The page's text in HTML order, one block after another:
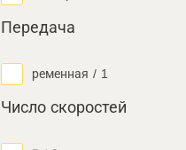
Передача
ременная / 1
Число скоростей